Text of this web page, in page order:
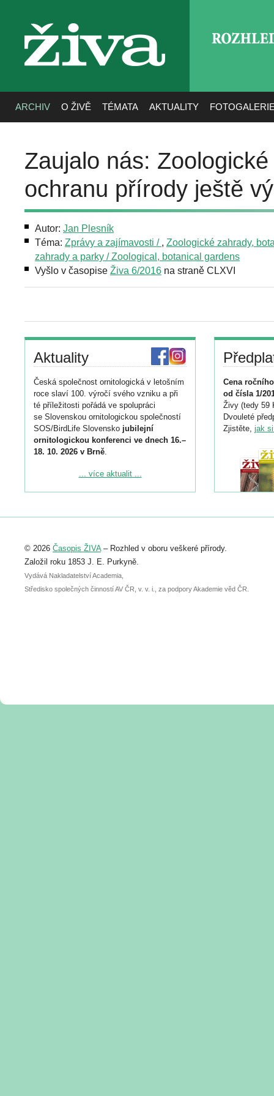
živa
ARCHIV O ŽIVĚ TÉMATA AKTUALITY
Zaujalo nás:
ochranu přírody ještě
Autor: Jan Plesník
Téma: Zprávy a zajímavosti / , Zoologické zahrady,
zahrady a parky / Zoological, botanical gardens
Vyšlo v časopise Živa 6/2016 na straně CLXVI
Aktuality
Česká společnost ornitologická v letošním
roce slaví 100. výročí svého vzniku a při
té příležitosti pořádá ve spolupráci
se Slovenskou ornitologickou společností
SOS/BirdLife Slovensko jubilejní
ornitologickou konferenci ve dnech 16.–
18. 10. 2026 v Brně.
Podrobnější informace ke konferenci
Registrovat se můžete do 6. září.
abstraktu přihlášené přednášky nebo
posteru je už 30. června.
... více aktualit ...
Cena
od čísla 1/
Živy (tedy 59
Dvouleté
Zjistěte, jak
© 2026 Časopis ŽIVA– Rozhled v oboru veškeré přírody.
Založil roku 1853 J. E. Purkyně.
Vydává Nakladatelství Academia,
Středisko společných činností AV ČR, v. v. i., za podpory Akademie věd ČR.